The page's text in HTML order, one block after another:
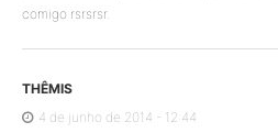
comigo rsrsrsr.
THÊMIS
4 de junho de 2014 - 12:44